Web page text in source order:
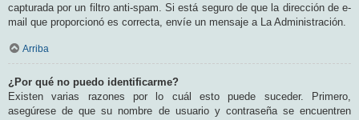
capturada por un filtro anti-spam. Si está seguro de que la dirección de e-
mail que proporcionó es correcta, envíe un mensaje a La Administración.
Arriba
¿Por qué no puedo identificarme?
Existen varias razones por lo cuál esto puede suceder. Primero,
asegúrese de que su nombre de usuario y contraseña se encuentren